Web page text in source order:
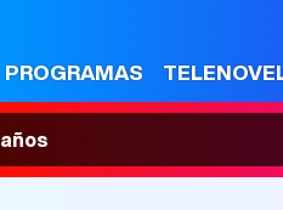
PROGRAMAS